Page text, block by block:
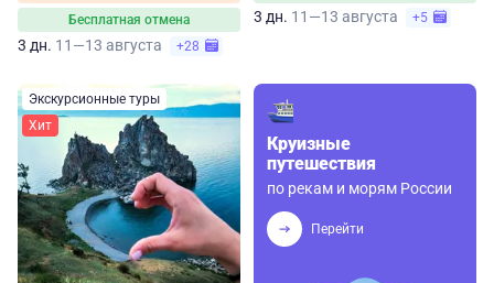
Бесплатная отмена
3 дн. 11—13 августа +28
3 дн. 11—13 августа +5
Экскурсионные туры
Хит
Круизные
путешествия
по рекам и морям России
Перейти